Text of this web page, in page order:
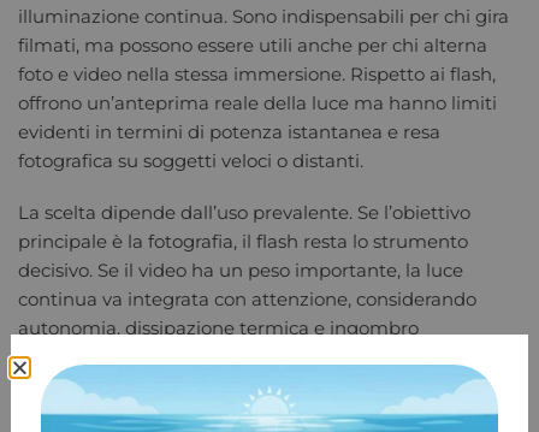
illuminazione continua. Sono indispensabili per chi gira
filmati, ma possono essere utili anche per chi alterna
foto e video nella stessa immersione. Rispetto ai flash,
offrono un’anteprima reale della luce ma hanno limiti
evidenti in termini di potenza istantanea e resa
fotografica su soggetti veloci o distanti.
La scelta dipende dall’uso prevalente. Se l’obiettivo
principale è la fotografia, il flash resta lo strumento
decisivo. Se il video ha un peso importante, la luce
continua va integrata con attenzione, considerando
autonomia, dissipazione termica e ingombro
complessivo del sistema.
Filtri, oblò e lenti umide